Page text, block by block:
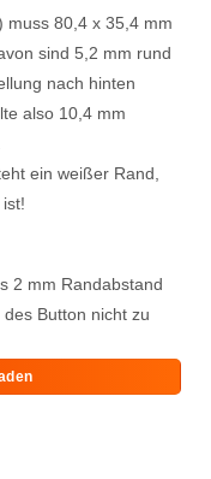
muss 80,4 x 35,4 mm
sind 5,2 mm rund
nach hinten
also 10,4 mm
ein weißer Rand,
2 mm Randabstand
Button nicht zu